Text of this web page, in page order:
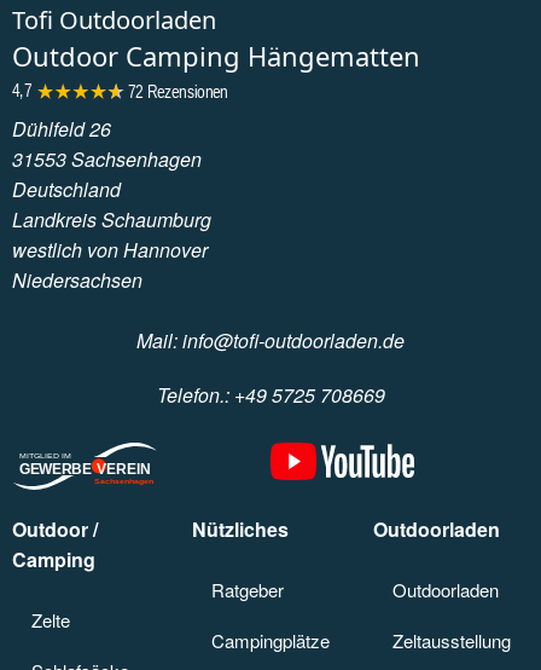
Tofi Outdoorladen
Outdoor Camping Hängematten
4,7 72 Rezensionen
Dühlfeld 26
31553 Sachsenhagen
Deutschland
Landkreis Schaumburg
westlich von Hannover
Niedersachsen
e-Mail
Mail: info@tofi-outdoorladen.de
Anrufen
Telefon.: +49 5725 708669
G EWERBEVEREIN
Sachsenhagen
MITGLIED IM
Outdoor /
Camping
Zelte
Zelte
Nützliches
Camping-Ratgeber
Ratgeber
Campingplätze
Campingplätze
Outdoorladen
Anfahrt
Outdoorladen
Zeltausstellung
Zeltausstellung